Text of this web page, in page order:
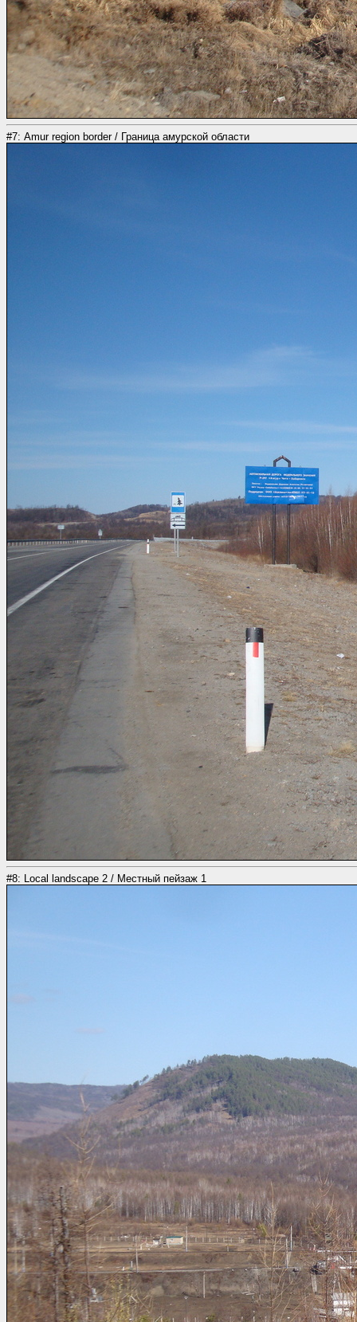
#7: Amur region border / Граница амурской области
#8: Local landscape 2 / Местный пейзаж 1